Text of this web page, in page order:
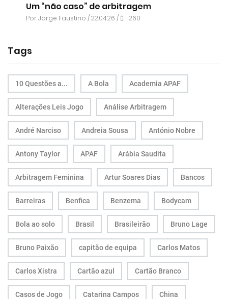
Um “não caso” de arbitragem
PorJorge Faustino / 22.04.26 / 260
Tags
10 Questões a... A Bola Academia APAF
Alterações Leis Jogo Análise Arbitragem
André Narciso Andreia Sousa António Nobre
Antony Taylor APAF Arábia Saudita
Arbitragem Feminina Artur Soares Dias Bancos
Barreiras Benfica Benzema Bodycam
Bola ao solo Brasil Brasileirão Bruno Lage
Bruno Paixão capitão de equipa Carlos Matos
Carlos Xistra Cartão azul Cartão Branco
Casos de Jogo Catarina Campos China